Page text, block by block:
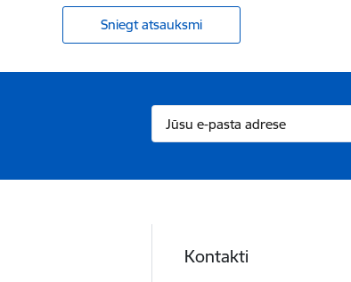
Sniegt atsauksmi
Kontakti